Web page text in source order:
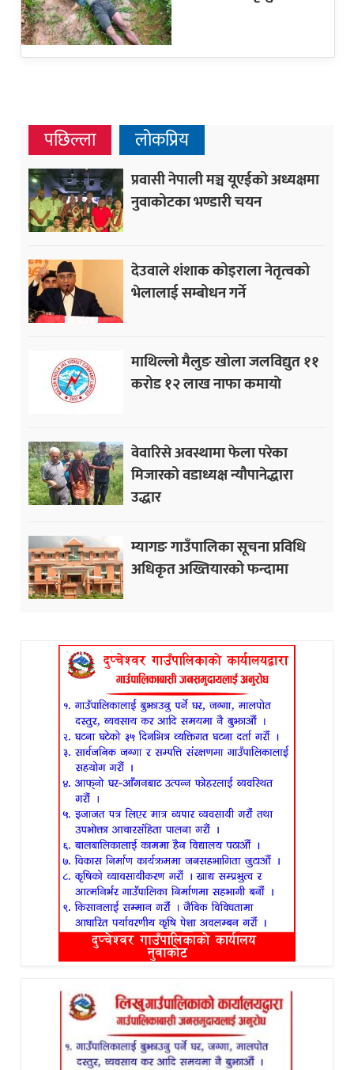
पछिल्ला लोकप्रिय
प्रवासी नेपाली मञ्च यूएईको अध्यक्षमा
नुवाकोटका भण्डारी चयन
देउवाले शंशाक कोइराला नेतृत्वको
भेलालाई सम्बोधन गर्ने
माथिल्लो मैलुङ खोला जलविद्युत ११
करोड १२ लाख नाफा कमायाे
वेवारिसे अवस्थामा फेला परेका
मिजारको वडाध्यक्ष न्यौपानेद्धारा
उद्धार
म्यागङ गाउँपालिका सूचना प्रविधि
अधिकृत अख्तियारको फन्दामा